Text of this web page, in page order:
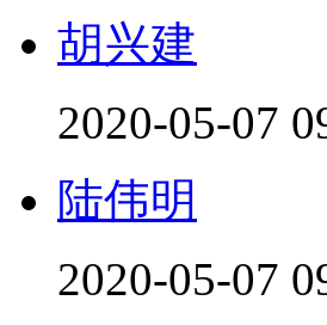
胡兴建
2020-05-07
陆伟明
2020-05-07